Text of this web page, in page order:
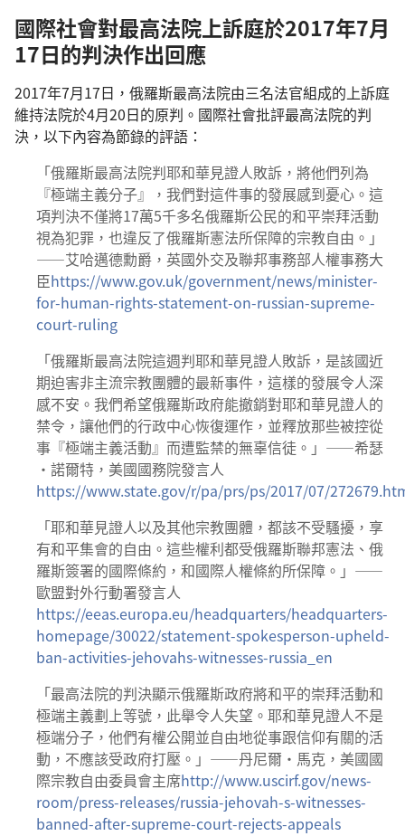
國際社會對最高法院上訴庭於2017年7月
17日的判決作出回應
2017年7月17日，俄羅斯最高法院由三名法官組成的上訴庭
維持法院於4月20日的原判。國際社會批評最高法院的判
決，以下內容為節錄的評語：
「俄羅斯最高法院判耶和華見證人敗訴，將他們列為
『極端主義分子』，我們對這件事的發展感到憂心。這
項判決不僅將17萬5千多名俄羅斯公民的和平崇拜活動
視為犯罪，也違反了俄羅斯憲法所保障的宗教自由。」
——艾哈邁德勳爵，英國外交及聯邦事務部人權事務大
臣https://www.gov.uk/government/news/minister-
for-human-rights-statement-on-russian-supreme-
court-ruling
「俄羅斯最高法院這週判耶和華見證人敗訴，是該國近
期迫害非主流宗教團體的最新事件，這樣的發展令人深
感不安。我們希望俄羅斯政府能撤銷對耶和華見證人的
禁令，讓他們的行政中心恢復運作，並釋放那些被控從
事『極端主義活動』而遭監禁的無辜信徒。」——希瑟
·諾爾特，美國國務院發言人
https://www.state.gov/r/pa/prs/ps/2017/07/
「耶和華見證人以及其他宗教團體，都該不受騷擾，享
有和平集會的自由。這些權利都受俄羅斯聯邦憲法、俄
羅斯簽署的國際條約，和國際人權條約所保障。」——
歐盟對外行動署發言人
https://eeas.europa.eu/headquarters/headquarters-
homepage/30022/statement-spokesperson-upheld-
ban-activities-jehovahs-witnesses-russia_en
「最高法院的判決顯示俄羅斯政府將和平的崇拜活動和
極端主義劃上等號，此舉令人失望。耶和華見證人不是
極端分子，他們有權公開並自由地從事跟信仰有關的活
動，不應該受政府打壓。」——丹尼爾·馬克，美國國
際宗教自由委員會主席http://www.uscirf.gov/news-
room/press-releases/russia-jehovah-s-witnesses-
banned-after-supreme-court-rejects-appeals